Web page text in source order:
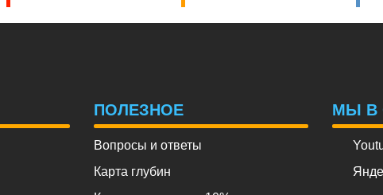
ПОЛЕЗНОЕ
Вопросы и ответы
Карта глубин
МЫ В